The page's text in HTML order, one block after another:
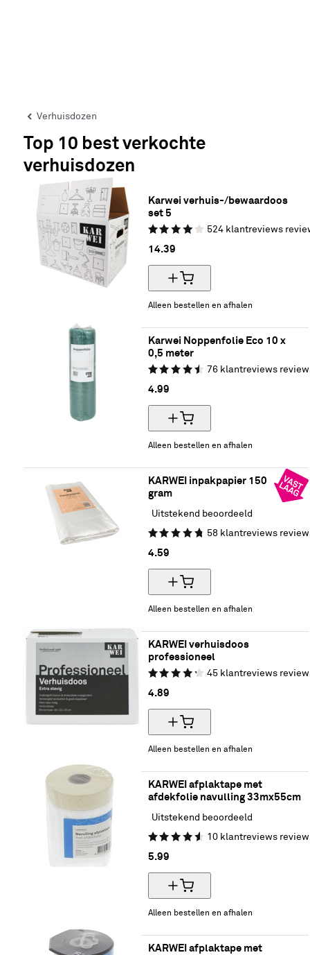
Verhuisdozen
Top 10 best verkochte
verhuisdozen
Karwei verhuis-/bewaardoos
set 5
524 klantreviews
14.39
Alleen bestellen en afhalen
Karwei Noppenfolie Eco 10 x
0,5 meter
76 klantreviews
4.99
Alleen bestellen en afhalen
KARWEI inpakpapier 150
gram
Uitstekend beoordeeld
58 klantreviews
4.59
Alleen bestellen en afhalen
KARWEI verhuisdoos
professioneel
45 klantreviews
4.89
Alleen bestellen en afhalen
KARWEI afplaktape met
afdekfolie navulling 33mx55cm
Uitstekend beoordeeld
10 klantreviews
5.99
Alleen bestellen en afhalen
KARWEI afplaktape met